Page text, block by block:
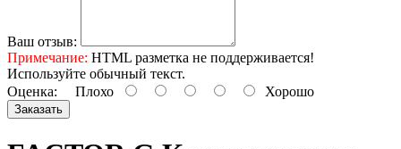
Ваш отзыв:
Примечание: HTML разметка не поддерживается!
Используйте обычный текст.
Оценка: Плохо Хорошо
Заказать